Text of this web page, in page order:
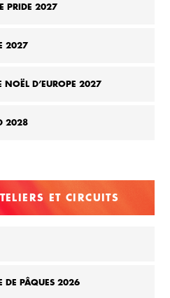
PRIDE 2027
2027
NOËL D’EUROPE 2027
2028
ET CIRCUITS
DE PÂQUES 2026